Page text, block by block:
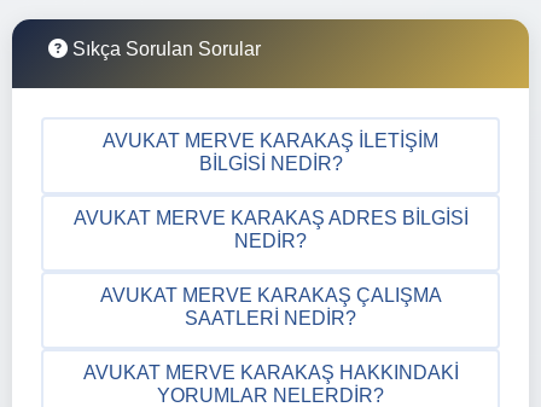
Sıkça Sorulan Sorular
AVUKAT MERVE KARAKAŞ İLETIŞIM
BILGISI NEDIR?
AVUKAT MERVE KARAKAŞ ADRES BILGISI
NEDIR?
AVUKAT MERVE KARAKAŞ ÇALIŞMA
SAATLERI NEDIR?
AVUKAT MERVE KARAKAŞ HAKKINDAKI
YORUMLAR NELERDIR?